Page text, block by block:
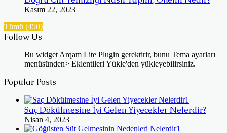
Kasım 22, 2023
Tümü (450)
Follow Us
Bu widget Arqam Lite Plugin gerektirir, bunu Tema ayarları
menüsünden> Eklentileri Yükle'den yükleyebilirsiniz.
Popular Posts
Saç Dökülmesine İyi Gelen Yiyecekler Nelerdir?
Nisan 4, 2023